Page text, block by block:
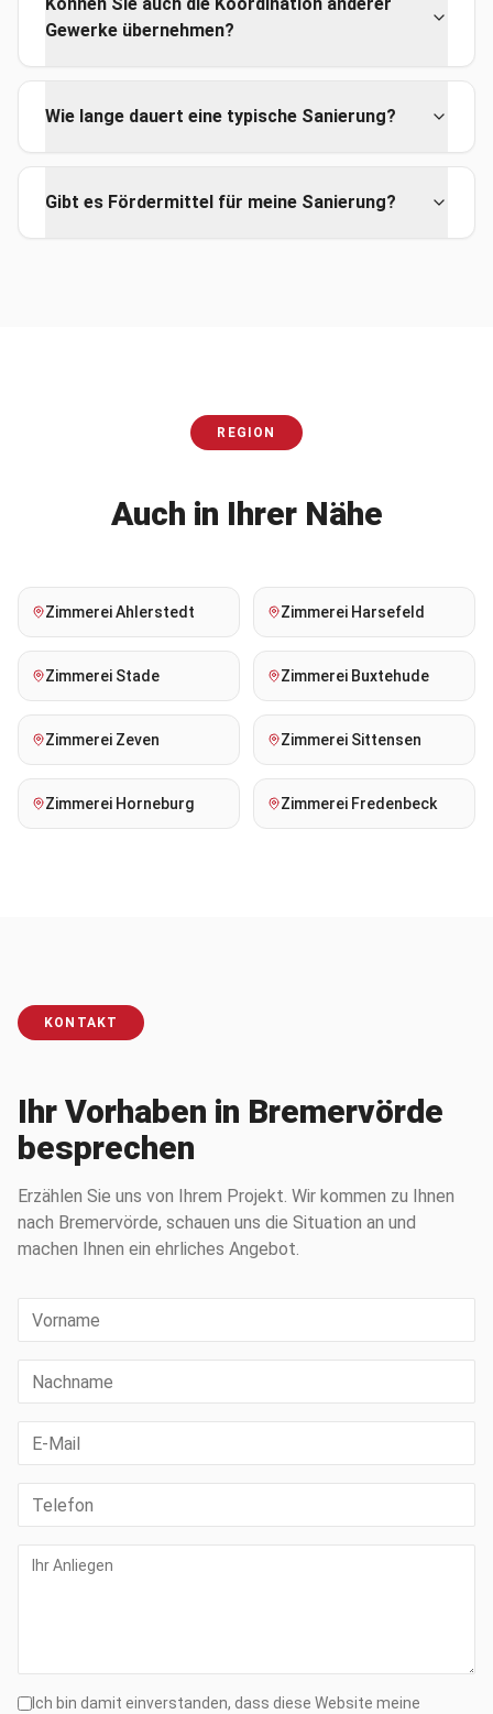
Gewerke übernehmen?
Wie lange dauert eine typische Sanierung?
Gibt es Fördermittel für meine Sanierung?
REGION
Auch in Ihrer Nähe
ZimmereiAhlerstedt Zimmerei Harsefeld
Zimmerei Stade Zimmerei Buxtehude
Zimmerei Zeven Zimmerei Sittensen
Zimmerei Horneburg Zimmerei Fredenbeck
KONTAKT
Ihr Vorhaben in Bremervörde
besprechen
Erzählen Sie uns von Ihrem Projekt. Wir kommen zu Ihnen
nach Bremervörde, schauen uns die Situation an und
machen Ihnen ein ehrliches Angebot.
Ich bin damit einverstanden, dass diese Website meine